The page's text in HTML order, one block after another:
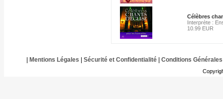
Célèbres
Interprète :
10.99 EUR
Mentions Légales Sécurité et Confidentialité| Conditions Générales